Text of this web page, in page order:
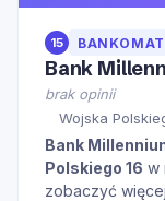
15 BANKOMAT
Bank
brak opinii
Wojska
Bank
Polskiego 16 w
zobaczyć